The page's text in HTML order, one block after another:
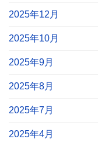
2025年12月
2025年10月
2025年9月
2025年8月
2025年7月
2025年4月